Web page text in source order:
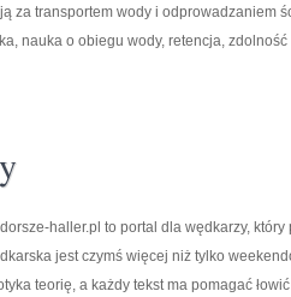
za transportem wody i odprowadzaniem
nauka o obiegu wody, retencja, zdolność
haller.pl to portal dla wędkarzy,
jest czymś więcej niż tylko
teorię, a każdy tekst ma pomagać